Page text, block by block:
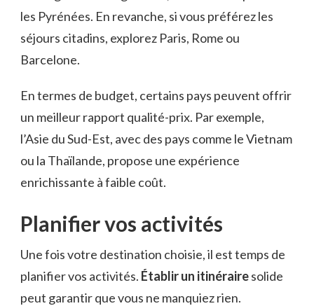
les Pyrénées. En revanche, si vous préférez les
séjours citadins, explorez Paris, Rome ou
Barcelone.
En termes de budget, certains pays peuvent offrir
un meilleur rapport qualité-prix. Par exemple,
l’Asie du Sud-Est, avec des pays comme le Vietnam
ou la Thaïlande, propose une expérience
enrichissante à faible coût.
Planifier vos activités
Une fois votre destination choisie, il est temps de
planifier vos activités. Établir un itinérairesolide
peut garantir que vous ne manquiez rien.